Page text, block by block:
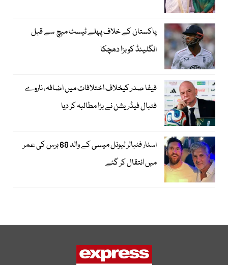
پاکستان کے خلاف پہلے ٹیسٹ میچ سے قبل
انگلینڈ کو بڑا دھچکا
فیفا صدر کیخلاف اختلافات میں اضافہ، ناروے
فٹبال فیڈریشن نے بڑا مطالبہ کر دیا
اسٹار فٹبالر لیونل میسی کے والد 68 برس کی عمر
میں انتقال کر گئے